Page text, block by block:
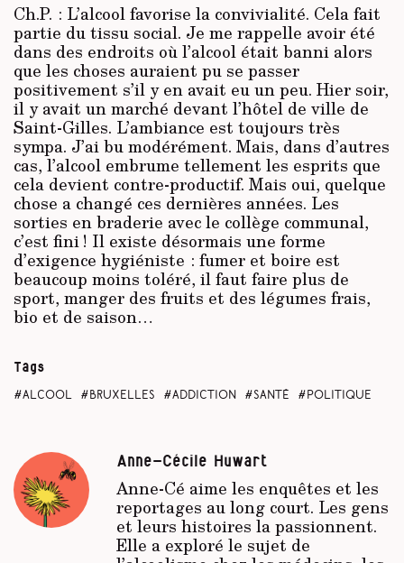
Ch.P. : L’alcool favorise la convivialité. Cela fait
partie du tissu social. Je me rappelle avoir été
dans des endroits où l’alcool était banni alors
que les choses auraient pu se passer
positivement s’il y en avait eu un peu. Hier soir,
il y avait un marché devant l’hôtel de ville de
Saint-Gilles. L’ambiance est toujours très
sympa. J’ai bu modérément. Mais, dans d’autres
cas, l’alcool embrume tellement les esprits que
cela devient contre-productif. Mais oui, quelque
chose a changé ces dernières années. Les
sorties en braderie avec le collège communal,
c’est fini ! Il existe désormais une forme
d’exigence hygié­­niste : fumer et boire est
beaucoup moins toléré, il faut faire plus de
sport, manger des fruits et des légumes frais,
bio et de saison…
Tags
alcool Bruxelles addiction santé politique
Anne-Cécile Huwart
Anne-Cé aime les enquêtes et les
reportages au long court. Les gens
et leurs histoires la passionnent.
Elle a exploré le sujet de